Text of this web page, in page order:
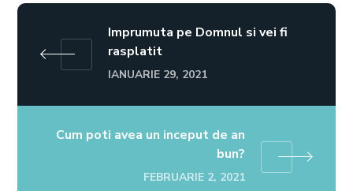
Imprumuta pe Domnul si vei fi
rasplatit
IANUARIE 29, 2021
Cum poti avea un inceput de an
bun?
FEBRUARIE 2, 2021